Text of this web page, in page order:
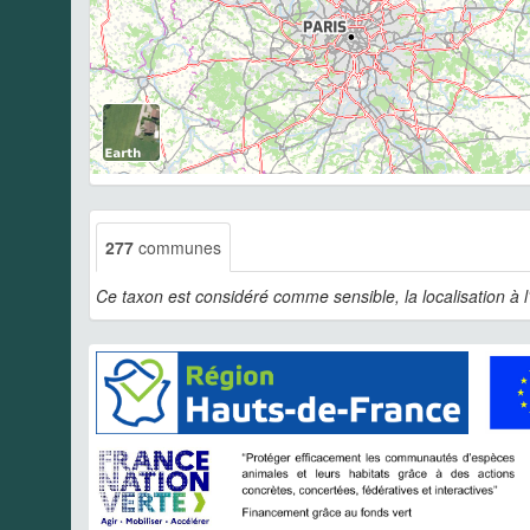
277 communes
Ce taxon est considéré comme sensible, la localisation